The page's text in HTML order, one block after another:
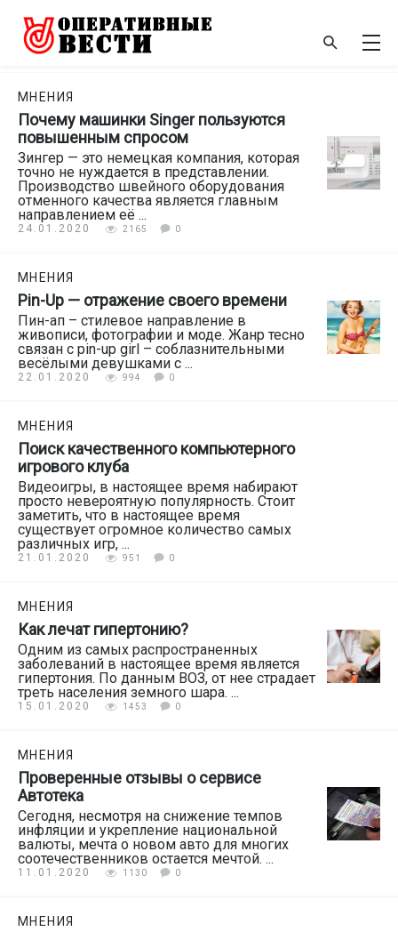
МНЕНИЯ
24.01.2020 2165 0
Почему машинки Singer пользуются
повышенным спросом
Зингер — это немецкая компания, которая
точно не нуждается в представлении.
Производство швейного оборудования
отменного качества является главным
направлением её ...
МНЕНИЯ
22.01.2020 994 0
Pin-Up — отражение своего времени
Пин-ап – стилевое направление в
живописи, фотографии и моде. Жанр тесно
связан с pin-up girl – соблазнительными
весёлыми девушками с ...
МНЕНИЯ
21.01.2020 951 0
Поиск качественного компьютерного
игрового клуба
Видеоигры, в настоящее время набирают
просто невероятную популярность. Стоит
заметить, что в настоящее время
существует огромное количество самых
различных игр, ...
МНЕНИЯ
15.01.2020 1453 0
Как лечат гипертонию?
Одним из самых распространенных
заболеваний в настоящее время является
гипертония. По данным ВОЗ, от нее страдает
треть населения земного шара. ...
МНЕНИЯ
11.01.2020 1130 0
Проверенные отзывы о сервисе
Автотека
Сегодня, несмотря на снижение темпов
инфляции и укрепление национальной
валюты, мечта о новом авто для многих
соотечественников остается мечтой. ...
МНЕНИЯ